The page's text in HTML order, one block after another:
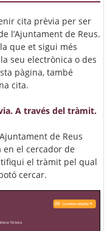
cita prèvia per ser
l’Ajuntament de Reus.
que et sigui més
seu electrònica o des
pàgina, també
cita.
A través del tràmit.
de Reus
en el cercador de
el tràmit pel qual
cercar.